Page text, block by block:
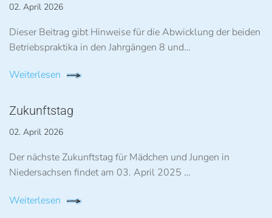
02. April 2026
Dieser Beitrag gibt Hinweise für die Abwicklung der beiden
Betriebspraktika in den Jahrgängen 8 und…
Weiterlesen
Zukunftstag
02. April 2026
Der nächste Zukunftstag für Mädchen und Jungen in
Niedersachsen findet am 03. April 2025 …
Weiterlesen